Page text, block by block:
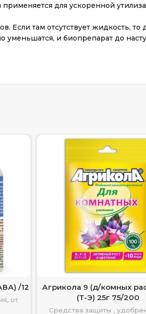
для ускоренной
Если там отсутствует жидкость, то
уменьшатся, и биопрепарат до
/12
от
Агрикола 9 (д/комных
(Т-Э) 25г 75/200
Средства защиты ,